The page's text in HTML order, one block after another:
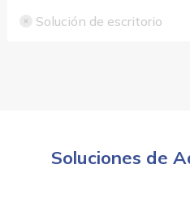
Solución de escritorio
Soluciones de